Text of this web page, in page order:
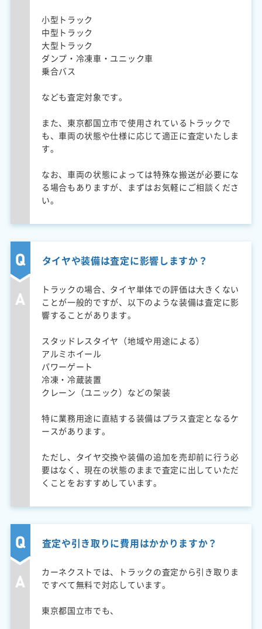
小型トラック
中型トラック
大型トラック
ダンプ・冷凍車・ユニック車
乗合バス
なども査定対象です。
また、東京都国立市で使用されているトラックで
も、車両の状態や仕様に応じて適正に査定いたしま
す。
なお、車両の状態によっては特殊な搬送が必要にな
る場合もありますが、まずはお気軽にご相談くださ
い。
タイヤや装備は査定に影響しますか？
トラックの場合、タイヤ単体での評価は大きくない
ことが一般的ですが、以下のような装備は査定に影
響することがあります。
スタッドレスタイヤ（地域や用途による）
アルミホイール
パワーゲート
冷凍・冷蔵装置
クレーン（ユニック）などの架装
特に業務用途に直結する装備はプラス査定となるケ
ースがあります。
ただし、タイヤ交換や装備の追加を売却前に行う必
要はなく、現在の状態のままで査定に出していただ
くことをおすすめしています。
査定や引き取りに費用はかかりますか？
カーネクストでは、トラックの査定から引き取りま
ですべて無料で対応しています。
東京都国立市でも、